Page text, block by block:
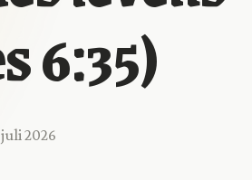
6:35)
2026